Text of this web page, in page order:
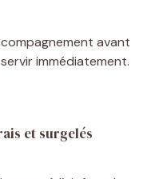
avant
immédiatement.
et surgelés